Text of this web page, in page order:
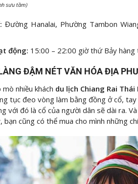
sưu tầm)
Đường Hanalai, Phường Tambon
động: 15:00 – 22:00 giờ thứ Bảy hàng
ĐẬM NÉT VĂN HÓA ĐỊA
nhiều khách du lịch Chiang Rai Thái
tục đeo vòng làm bằng đồng ở cổ,
với đó là cổ của người dân sẽ dài ra.
bạn cũng có thể mua cho mình những